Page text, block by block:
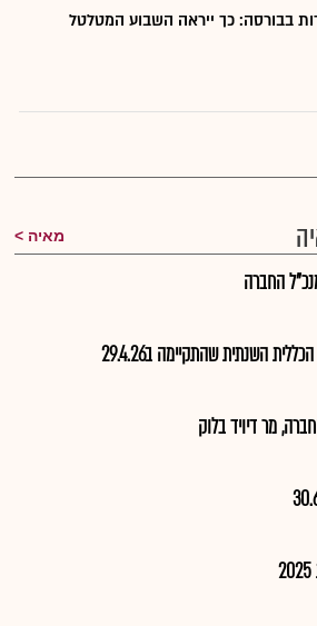
בבורסה: כך ייראה השבוע המטלטל
מאיה
החברה
השנתית שהתקיימה ב29.4.26
מר דיויד בלוק